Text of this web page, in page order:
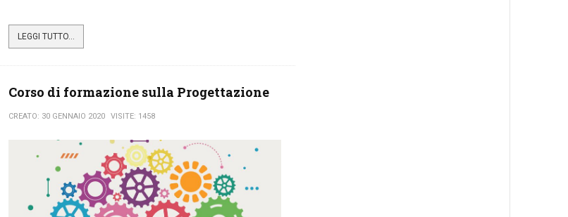
LEGGI TUTTO...
Corso di formazione sulla Progettazione
CREATO: 30 GENNAIO 2020 VISITE: 1458